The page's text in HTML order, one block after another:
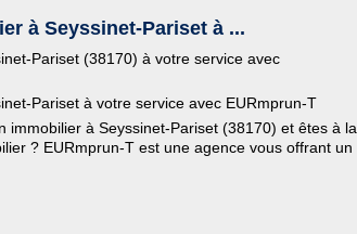
à Seyssinet-Pariset à ...
Pariset (38170) à votre service avec
Pariset à votre service avec EURmprun-T
immobilier à Seyssinet-Pariset (38170) et êtes à la
? EURmprun-T est une agence vous offrant un